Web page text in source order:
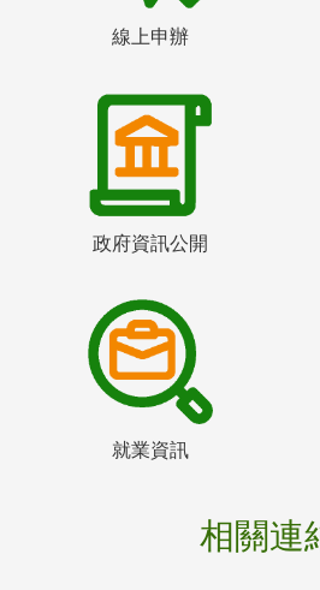
線上申辦
政府資訊公開
就業資訊
相關連